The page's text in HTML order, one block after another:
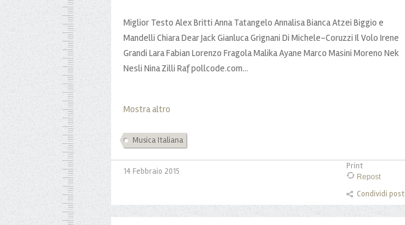
Miglior Testo Alex Britti Anna Tatangelo Annalisa Bianca Atzei Biggio e
Mandelli Chiara Dear Jack Gianluca Grignani Di Michele-Coruzzi Il Volo Irene
Grandi Lara Fabian Lorenzo Fragola Malika Ayane Marco Masini Moreno Nek
Nesli Nina Zilli Raf pollcode.com...
Mostra altro
Musica Italiana
14 Febbraio 2015
Print
Repost
Condividi post